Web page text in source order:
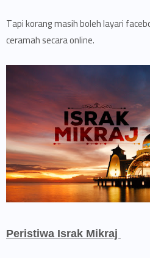
Tapi korang masih boleh layari
ceramah secara online.
Peristiwa Israk Mikraj